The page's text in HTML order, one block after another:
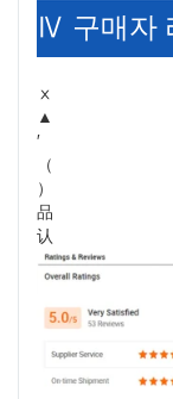
Ⅳ 구매자
ⅹ
▲
′
（
）
品
认